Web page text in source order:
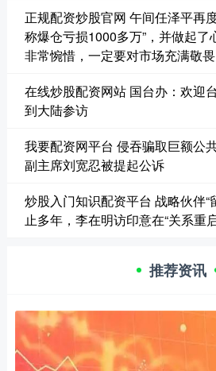
正规配资炒股官网 午间任泽平再
称爆仓亏损1000多万”，并做起了
非常惋惜，一定要对市场充满敬畏
在线炒股配资网站 国台办：欢迎
到大陆参访
我要配资网平台 侵吞骗取巨额公
副主席刘宽忍被提起公诉
炒股入门知识配资平台 战略伙伴“
止多年，李在明访印意在“关系重
推荐资讯